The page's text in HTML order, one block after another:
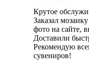
Крутое
Заказал
фото на сайте,
Доставили
Рекомендую
сувениров!